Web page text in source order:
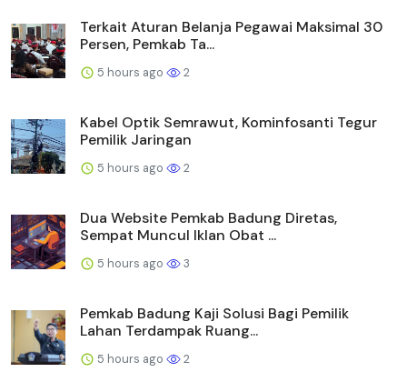
Terkait Aturan Belanja Pegawai Maksimal 30
Persen, Pemkab Ta...
5 hours ago 2
Kabel Optik Semrawut, Kominfosanti Tegur
Pemilik Jaringan
5 hours ago 2
Dua Website Pemkab Badung Diretas,
Sempat Muncul Iklan Obat ...
5 hours ago 3
Pemkab Badung Kaji Solusi Bagi Pemilik
Lahan Terdampak Ruang...
5 hours ago 2